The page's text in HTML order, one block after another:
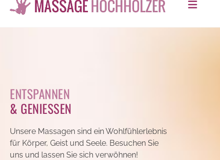
ENTSPANNEN
& GENIESSEN
Unsere Massagen sind ein Wohlfühlerlebnis
für Körper, Geist und Seele. Besuchen Sie
uns und lassen Sie sich verwöhnen!